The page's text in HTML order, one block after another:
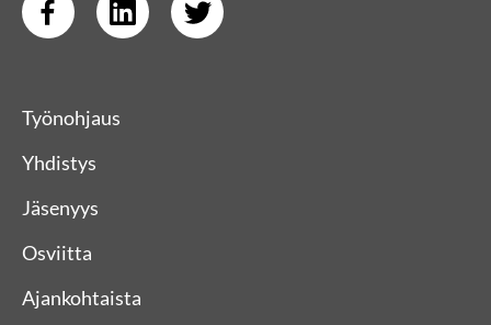
Työnohjaus
Yhdistys
Jäsenyys
Osviitta
Ajankohtaista